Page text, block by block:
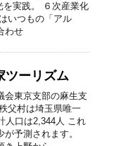
実践。 ６次産業化
いつもの「アル
わせ
ツーリズム
会東京支部の麻生支
父村は埼玉県唯一
人口は2,344人 これ
予測されます。